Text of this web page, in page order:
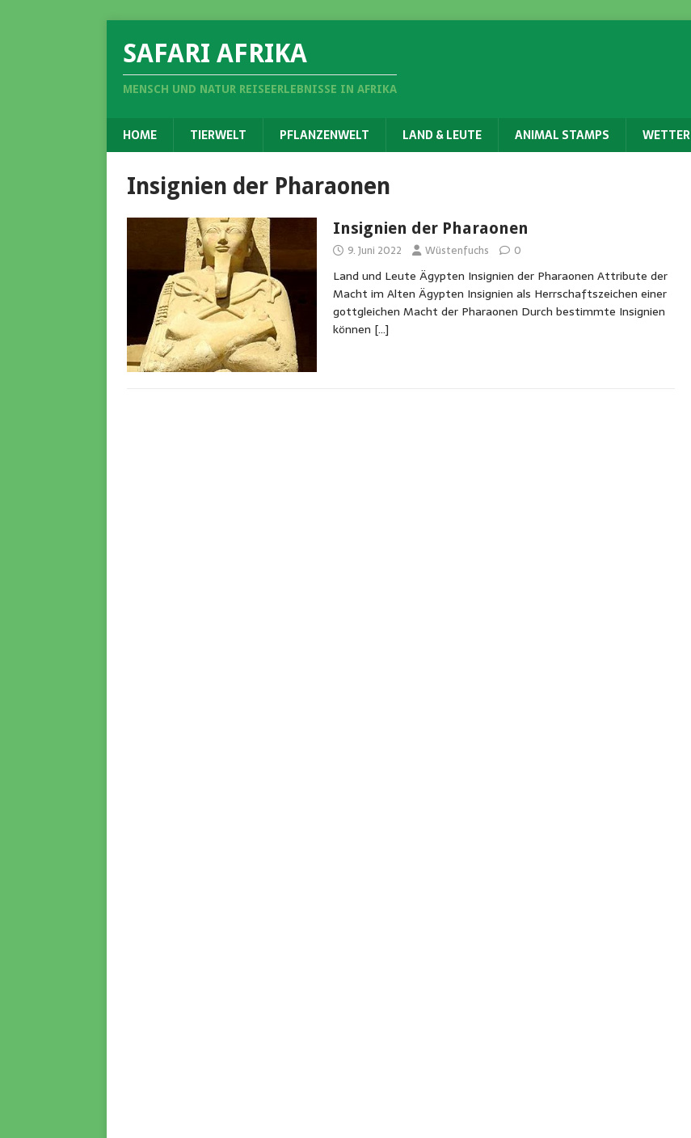
SAFARI AFRIKA
MENSCH UND NATUR REISEERLEBNISSE IN AFRIKA
HOME TIERWELT PFLANZENWELT LAND & LEUTE ANIMAL STAMPS WETTER
Insignien der Pharaonen
Insignien der Pharaonen
9. Juni 2022 Wüstenfuchs 0
Land und Leute Ägypten Insignien der Pharaonen Attribute der
Macht im Alten Ägypten Insignien als Herrschaftszeichen einer
gottgleichen Macht der Pharaonen Durch bestimmte Insignien
können […]